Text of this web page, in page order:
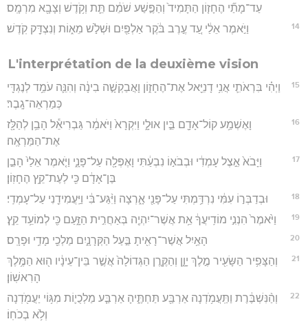
עַד־מָתַ֞י הֶחָז֤וֹן הַתָּמִיד֙ וְהַפֶּ֣שַׁע שֹׁמֵ֔ם תֵּ֛ת וְקֹ֥דֶשׁ וְצָבָ֖א מִרְמָֽס׃
14 וַיֹּ֣אמֶר אֵלַ֔י עַ֚ד עֶ֣רֶב בֹּ֔קֶר אַלְפַּ֖יִם וּשְׁלֹ֣שׁ מֵא֑וֹת וְנִצְדַּ֖ק קֹֽדֶשׁ׃
L'interprétation de la deuxième vision
15
וַיְהִ֗י בִּרְאֹתִ֛י אֲנִ֥י דָנִיֵּ֖אל אֶת־הֶחָז֑וֹן וָאֲבַקְשָׁ֣ה בִינָ֔ה וְהִנֵּ֛ה עֹמֵ֥ד לְנֶגְדִּ֖י
כְּמַרְאֵה־גָֽבֶר׃
16
וָאֶשְׁמַ֥ע קוֹל־אָדָ֖ם בֵּ֣ין אוּלָ֑י וַיִּקְרָא֙ וַיֹּאמַ֔ר גַּבְרִיאֵ֕ל הָבֵ֥ן לְהַלָּ֖ז
אֶת־הַמַּרְאֶֽה׃
17
וַיָּבֹא֙ אֵ֣צֶל עָמְדִ֔י וּבְבֹא֣וֹ נִבְעַ֔תִּי וָאֶפְּלָ֖ה עַל־פָּנָ֑י וַיֹּ֤אמֶר אֵלַי֙ הָבֵ֣ן
בֶּן־אָדָ֔ם כִּ֖י לְעֶת־קֵ֥ץ הֶחָזֽוֹן׃
18 וּבְדַבְּר֣וֹ עִמִּ֔י נִרְדַּ֥מְתִּי עַל־פָּנַ֖י אָ֑רְצָה וַיִּ֨גַּע־בִּ֔י וַיַּֽעֲמִידֵ֖נִי עַל־עָמְדִֽי׃
19 וַיֹּ֙אמֶר֙ הִנְנִ֣י מוֹדִֽיעֲךָ֔ אֵ֥ת אֲשֶׁר־יִהְיֶ֖ה בְּאַחֲרִ֣ית הַזָּ֑עַם כִּ֖י לְמוֹעֵ֥ד קֵֽץ׃
20 הָאַ֥יִל אֲשֶׁר־רָאִ֖יתָ בַּ֣עַל הַקְּרָנָ֑יִם מַלְכֵ֖י מָדַ֥י וּפָרָֽס׃
21
וְהַצָּפִ֥יר הַשָּׂעִ֖יר מֶ֣לֶךְ יָוָ֑ן וְהַקֶּ֤רֶן הַגְּדוֹלָה֙ אֲשֶׁ֣ר בֵּין־עֵינָ֔יו ה֖וּא הַמֶּ֥לֶךְ
הָרִאשֽׁוֹן׃
22
וְהַ֨נִּשְׁבֶּ֔רֶת וַתַּֽעֲמֹ֥דְנָה אַרְבַּ֖ע תַּחְתֶּ֑יהָ אַרְבַּ֧ע מַלְכֻי֛וֹת מִגּ֥וֹי יַעֲמֹ֖דְנָה
וְלֹ֥א בְכֹחֽוֹ׃